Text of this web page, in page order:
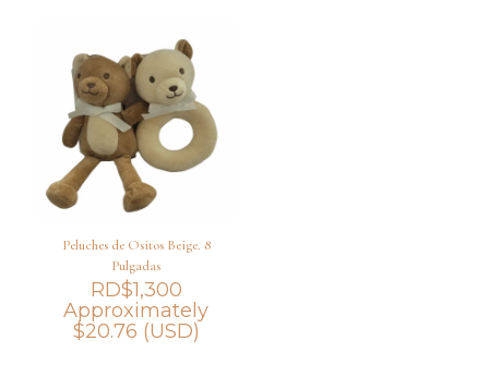
Peluches de Ositos Beige. 8
Pulgadas
RD$1,300
Approximately
$20.76 (USD)